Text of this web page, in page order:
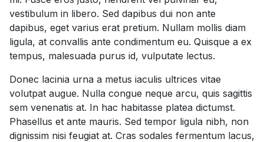
vestibulum in libero. Sed dapibus dui non ante
dapibus, eget varius erat pretium. Nullam mollis diam
ligula, at convallis ante condimentum eu. Quisque a ex
tempus, malesuada purus id, vulputate lectus.
Donec lacinia urna a metus iaculis ultrices vitae
volutpat augue. Nulla congue neque arcu, quis sagittis
sem venenatis at. In hac habitasse platea dictumst.
Phasellus et ante mauris. Sed tempor ligula nibh, non
dignissim nisi feugiat at. Cras sodales fermentum lacus,